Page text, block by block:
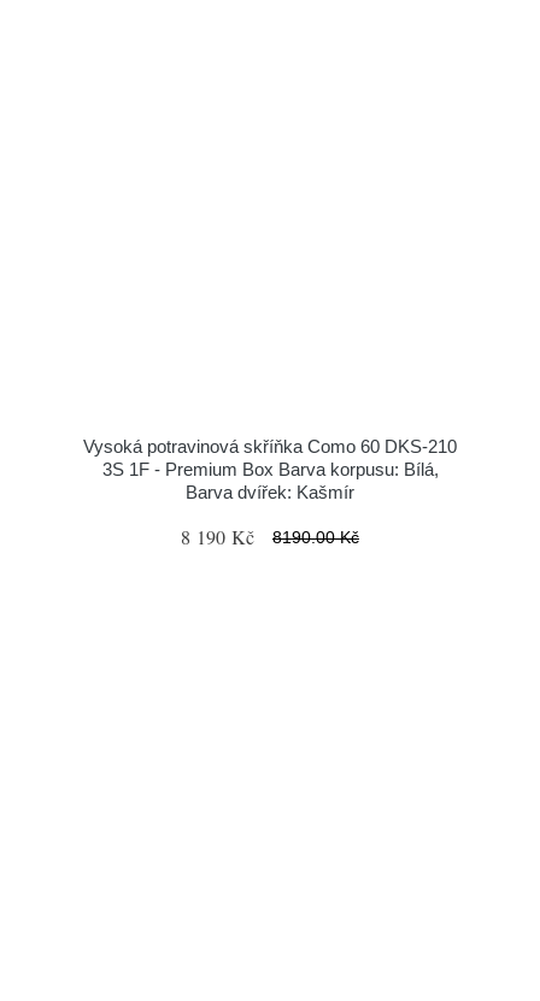
Vysoká potravinová skříňka Como 60 DKS-210
3S 1F - Premium Box Barva korpusu: Bílá,
Barva dvířek: Kašmír
8 190 Kč 8190.00 Kč